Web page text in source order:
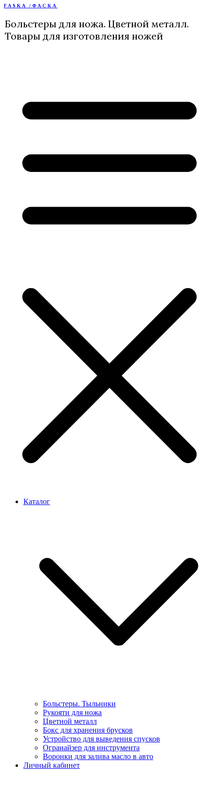
Перейти
содержимому
FASKA /ФАСКА
Больстеры для ножа. Цветной металл.
Товары для изготовления ножей
Каталог
Больстеры. Тыльники
Рукояти для ножа
Цветной металл
Бокс для хранения брусков
Устройство для выведения спусков
Огранайзер для инструмента
Воронки для залива масло в авто
Личный кабинет